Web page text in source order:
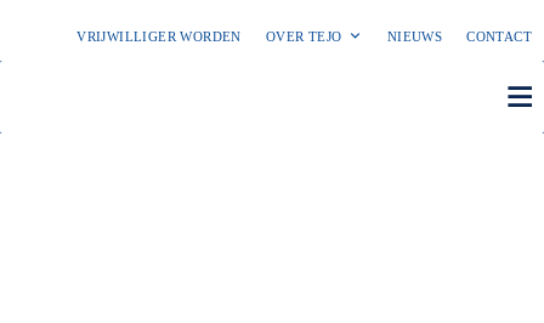
VRIJWILLIGER WORDEN OVER TEJO NIEUWS CONTACT
DONEER!